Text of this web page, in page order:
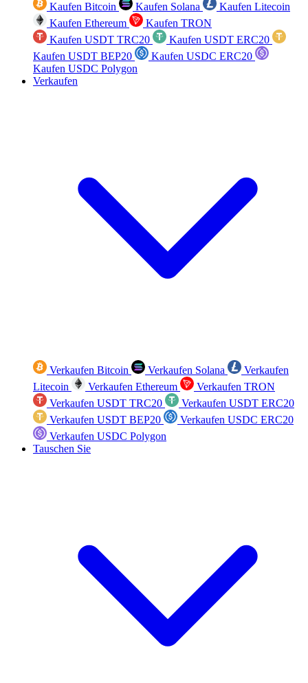
Kaufen Bitcoin Kaufen Solana
Kaufen Litecoin
Kaufen Ethereum
Kaufen TRON
Kaufen USDT TRC20
Kaufen USDT ERC20
Kaufen USDT BEP20
Kaufen USDC ERC20
Kaufen USDC Polygon
Verkaufen
Verkaufen Bitcoin Verkaufen Solana
Verkaufen
Litecoin
Verkaufen Ethereum
Verkaufen TRON
Verkaufen USDT TRC20
Verkaufen USDT ERC20
Verkaufen USDT BEP20
Verkaufen USDC ERC20
Verkaufen USDC Polygon
Tauschen Sie